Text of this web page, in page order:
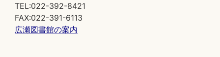
TEL:022-392-8421
FAX:022-391-6113
広瀬図書館の案内